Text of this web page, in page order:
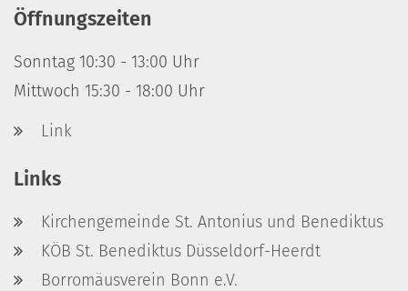
Öffnungszeiten
Sonntag 10:30 - 13:00 Uhr
Mittwoch 15:30 - 18:00 Uhr
Link
Links
Kirchengemeinde St. Antonius und Benediktus
KÖB St. Benediktus Düsseldorf-Heerdt
Borromäusverein Bonn e.V.